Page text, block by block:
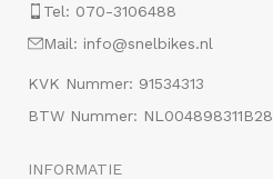
Tel: 070-3106488
Mail: info@snelbikes.nl
KVK Nummer: 91534313
BTW Nummer: NL004898311B28
INFORMATIE